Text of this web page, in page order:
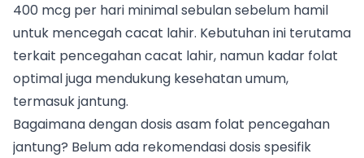
400 mcg per hari minimal sebulan sebelum hamil
untuk mencegah cacat lahir. Kebutuhan ini terutama
terkait pencegahan cacat lahir, namun kadar folat
optimal juga mendukung kesehatan umum,
termasuk jantung.
Bagaimana dengan dosis asam folat pencegahan
jantung? Belum ada rekomendasi dosis spesifik